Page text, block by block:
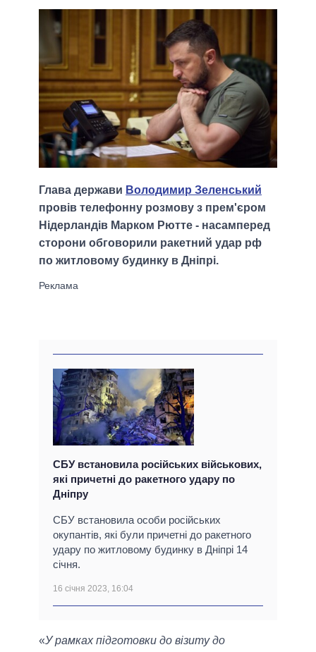
Глава держави Володимир Зеленський
провів телефонну розмову з прем'єром
Нідерландів Марком Рютте - насамперед
сторони обговорили ракетний удар рф
по житловому будинку в Дніпрі.
СБУ встановила російських військових,
які причетні до ракетного удару по
Дніпру
СБУ встановила особи російських
окупантів, які були причетні до ракетного
удару по житловому будинку в Дніпрі 14
січня.
16 січня 2023, 16:04
«У рамках підготовки до візиту до